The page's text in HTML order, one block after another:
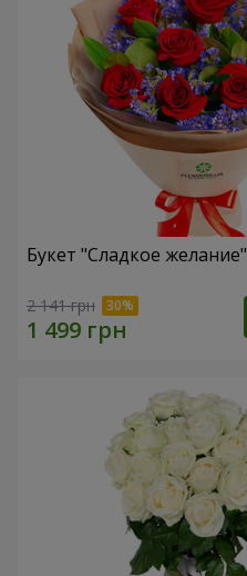
Букет "Сладкое желание"
2 141 грн